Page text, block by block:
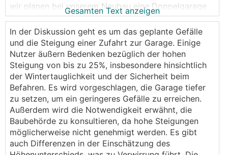
wir planen bei unserem Neubau eine Doppelgarage
welche genau 90° zum Strassenverlauf steht. Von
der Straße zur Garage sind es 5,25m.
Herausfordernd ist, dass die Straße ein Gefälle von
ca. 15°. Wir müssten mit den 5,25m eine
Höhendifferenz von rund 1,3m ausgleichen.
Ist das machbar und sinnvoll? was meint ihr?
Sollen wir uns eine andere Lösung überlegen?
vielen Dank!
dallas
Gesamten Text anzeigen
In der Diskussion geht es um das geplante Gefälle
und die Steigung einer Zufahrt zur Garage. Einige
Nutzer äußern Bedenken bezüglich der hohen
Steigung von bis zu 25%, insbesondere hinsichtlich
der Wintertauglichkeit und der Sicherheit beim
Befahren. Es wird vorgeschlagen, die Garage tiefer
zu setzen, um ein geringeres Gefälle zu erreichen.
Außerdem wird die Notwendigkeit erwähnt, die
Baubehörde zu konsultieren, da hohe Steigungen
möglicherweise nicht genehmigt werden. Es gibt
auch Differenzen in der Einschätzung des